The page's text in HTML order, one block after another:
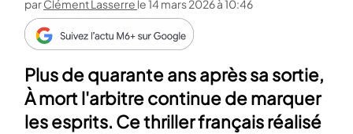
parClément Lasserre le14 mars 2026 à 10:46
Plus de quarante ans après sa sortie,
À mort l'arbitre continue de marquer
les esprits. Ce thriller français réalisé